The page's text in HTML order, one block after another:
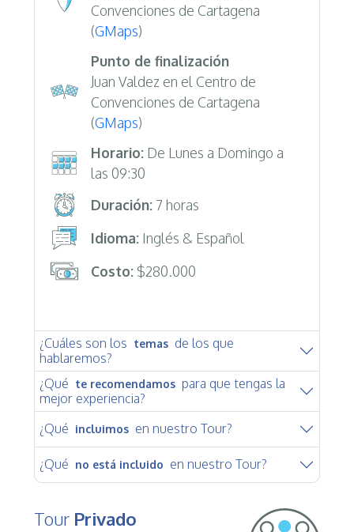
Convenciones de Cartagena
(GMaps)
Punto de finalización
Juan Valdez en el Centro de
Convenciones de Cartagena
(GMaps)
Horario:De Lunes a Domingo a
las 09:30
Duración:7 horas
Idioma:Inglés & Español
Costo:$280.000
¿Cuáles son los temas de los que
hablaremos?
¿Qué te recomendamos para que tengas la
mejor experiencia?
¿Qué incluimos en nuestro Tour?
¿Qué no está incluido en nuestro Tour?
Tour Privado